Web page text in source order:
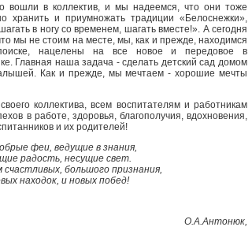
вошли в коллектив, и мы надеемся, что они тоже
хранить и приумножать традиции «Белоснежки»,
в ногу со временем, шагать вместе!». А сегодня
мы не стоим на месте, мы, как и прежде, находимся
нацелены на все новое и передовое в
Главная наша задача - сделать детский сад домом
Как и прежде, мы мечтаем - хорошие мечты
коллектива, всем воспитателям и работникам
в работе, здоровья, благополучия, вдохновения,
и их родителей!
феи, ведущие в знания,
радость, несущие свет.
большого признания,
находок, и новых побед!
О.А.Антонюк,